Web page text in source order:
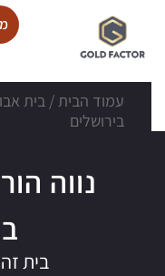
עמוד הבית/ בית
בירושלים
נווה
בית